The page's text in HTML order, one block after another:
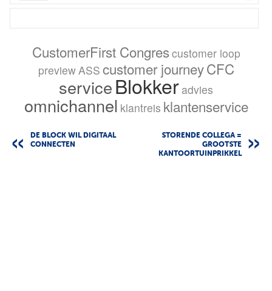
CustomerFirst Congrescustomer loop
previewASS customer journeyCFC
serviceBlokkeradvies
omnichannel klantreis klantenservice
DE BLOCK WIL DIGITAAL
CONNECTEN
STORENDE COLLEGA =
GROOTSTE
KANTOORTUINPRIKKEL